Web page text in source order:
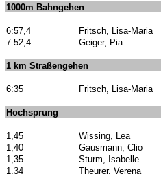
1000m Bahngehen
6:57,4 Fritsch, Lisa-Maria
7:52,4
Geiger, Pia
1 km Straßengehen
6:35 Fritsch, Lisa-Maria
Hochsprung
1,45 Wissing, Lea
1,40
Gausmann, Clio
1,35
Sturm, Isabelle
1,34
Theurer, Verena